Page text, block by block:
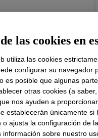
para los
estoy buscando.
estoy
las cookies en
utiliza las cookies
configurar su navegador
es posible que algunas
otras cookies (a
nos ayuden a
establecerán únicamente si
o ajusta la configuración de
información sobre nuestro